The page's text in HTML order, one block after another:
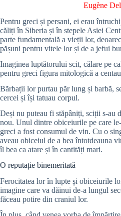
Eugène
Pentru greci și persani, ei erau
căliți în Siberia și în stepele Asiei
parte fundamentală a vieții lor,
pășuni pentru vitele lor și de a jefui
Imaginea luptătorului scit, călare pe
pentru greci figura mitologică a
Bărbații lor purtau păr lung și barbă,
cercei și își tatuau corpul.
Deși nu puteau fi stăpâniți, sciții s-au
nou. Unul dintre obiceiurile pe care
greci a fost consumul de vin. Cu o
aveau obiceiul de a bea întotdeauna
îl bea ca atare și în cantități mari.
O reputație binemeritată
Ferocitatea lor în lupte și obiceiurile
imagine care va dăinui de-a lungul
făceau potire din craniul lor.